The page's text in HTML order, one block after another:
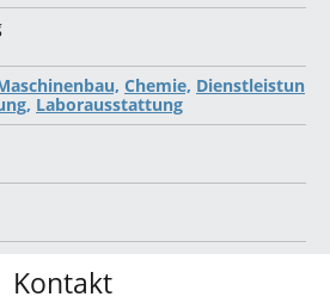
Chemie, Dienstleistun
Laborausstattung
Kontakt